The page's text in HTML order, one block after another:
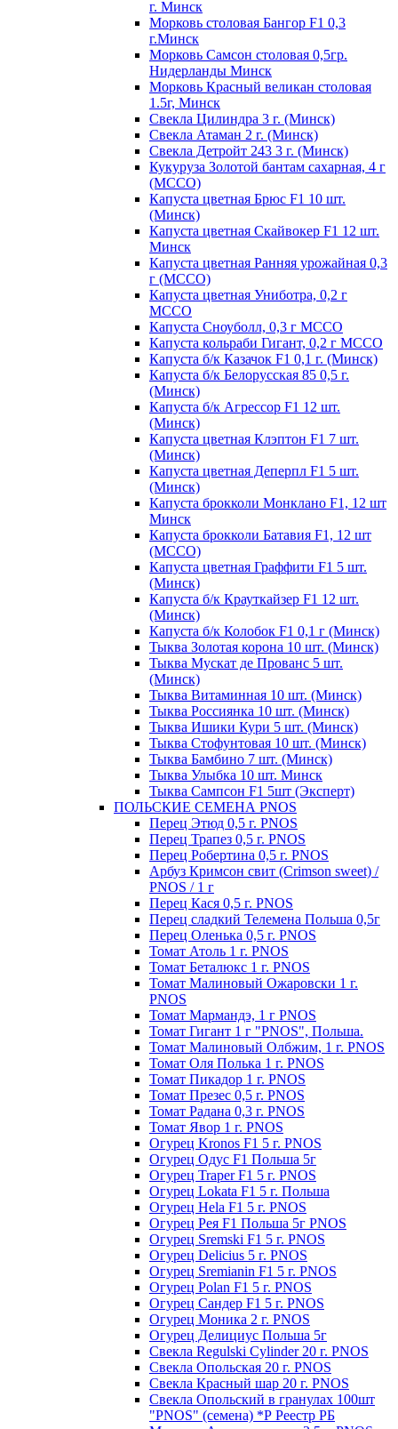
г. Минск
Морковь столовая Бангор F1 0,3
г.Минск
Морковь Самсон столовая 0,5гр.
Нидерланды Минск
Морковь Красный великан столовая
1.5г, Минск
Свекла Цилиндра 3 г. (Минск)
Свекла Атаман 2 г. (Минск)
Свекла Детройт 243 3 г. (Минск)
Кукуруза Золотой бантам сахарная, 4 г
(МССО)
Капуста цветная Брюс F1 10 шт.
(Минск)
Капуста цветная Скайвокер F1 12 шт.
Минск
Капуста цветная Ранняя урожайная 0,3
г (МССО)
Капуста цветная Униботра, 0,2 г
МССО
Капуста Сноуболл, 0,3 г МССО
Капуста кольраби Гигант, 0,2 г МССО
Капуста б/к Казачок F1 0,1 г. (Минск)
Капуста б/к Белорусская 85 0,5 г.
(Минск)
Капуста б/к Агрессор F1 12 шт.
(Минск)
Капуста цветная Клэптон F1 7 шт.
(Минск)
Капуста цветная Деперпл F1 5 шт.
(Минск)
Капуста брокколи Монклано F1, 12 шт
Минск
Капуста брокколи Батавия F1, 12 шт
(МССО)
Капуста цветная Граффити F1 5 шт.
(Минск)
Капуста б/к Крауткайзер F1 12 шт.
(Минск)
Капуста б/к Колобок F1 0,1 г (Минск)
Тыква Золотая корона 10 шт. (Минск)
Тыква Мускат де Прованс 5 шт.
(Минск)
Тыква Витаминная 10 шт. (Минск)
Тыква Россиянка 10 шт. (Минск)
Тыква Ишики Кури 5 шт. (Минск)
Тыква Стофунтовая 10 шт. (Минск)
Тыква Бамбино 7 шт. (Минск)
Тыква Улыбка 10 шт. Минск
Тыква Сампсон F1 5шт (Эксперт)
ПОЛЬСКИЕ СЕМЕНА PNOS
Перец Этюд 0,5 г. PNOS
Перец Трапез 0,5 г. PNOS
Перец Робертина 0,5 г. PNOS
Арбуз Кримсон свит (Crimson sweet) /
PNOS / 1 г
Перец Кася 0,5 г. PNOS
Перец сладкий Телемена Польша 0,5г
Перец Оленька 0,5 г. PNOS
Томат Атоль 1 г. PNOS
Томат Беталюкс 1 г. PNOS
Томат Малиновый Ожаровски 1 г.
PNOS
Томат Мармандэ, 1 г PNOS
Томат Гигант 1 г "PNOS", Польша.
Томат Малиновый Олбжим, 1 г. PNOS
Томат Оля Полька 1 г. PNOS
Томат Пикадор 1 г. PNOS
Томат Презес 0,5 г. PNOS
Toмaт Рaдaнa 0,3 г. PNOS
Томат Явор 1 г. PNOS
Огурец Kronos F1 5 г. PNOS
Огурец Одус F1 Польша 5г
Огурец Traper F1 5 г. PNOS
Огурец Lokata F1 5 г. Польша
Огурец Hela F1 5 г. PNOS
Огурец Рея F1 Польша 5г PNOS
Огурец Sremski F1 5 г. PNOS
Огурец Delicius 5 г. PNOS
Огурец Sremianin F1 5 г. PNOS
Огурец Polan F1 5 г. PNOS
Огурец Сандер F1 5 г. PNOS
Огурец Моника 2 г. PNOS
Огурец Делициус Польша 5г
Свекла Regulski Cylinder 20 г. PNOS
Свекла Опольская 20 г. PNOS
Свекла Красный шар 20 г. PNOS
Свекла Опольский в гранулах 100шт
"PNOS" (семена) *Р Реестр РБ